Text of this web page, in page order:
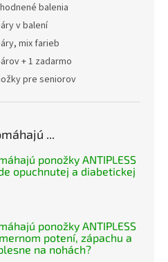
balenia
v balení
mix farieb
+ 1 zadarmo
pre seniorov
...
ponožky ANTIPLESS
opuchnutej a diabetickej
ponožky ANTIPLESS
potení, zápachu a
na nohách?